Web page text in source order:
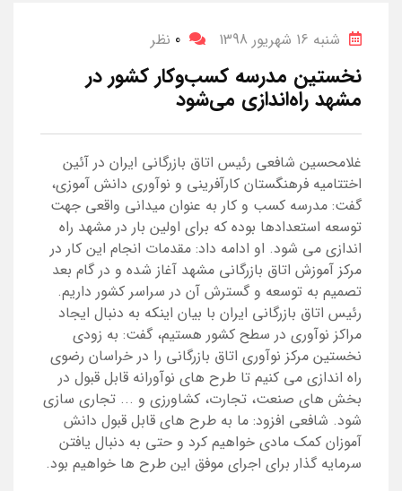
شنبه 16 شهریور 1398 0 نظر
نخستین مدرسه کسب‌و‌کار کشور در
مشهد راه‌اندازی می‌شود
غلامحسین شافعی رئیس اتاق بازرگانی ایران در آئین
اختتامیه فرهنگستان کارآفرینی و نوآوری دانش آموزی،
گفت: مدرسه کسب و کار به عنوان میدانی واقعی جهت
توسعه استعدادها بوده که برای اولین بار در مشهد راه
اندازی می شود. او ادامه داد: مقدمات انجام این کار در
مرکز آموزش اتاق بازرگانی مشهد آغاز شده و در گام بعد
تصمیم به توسعه و گسترش آن در سراسر کشور داریم.
رئیس اتاق بازرگانی ایران با بیان اینکه به دنبال ایجاد
مراکز نوآوری در سطح کشور هستیم، گفت: به زودی
نخستین مرکز نوآوری اتاق بازرگانی را در خراسان رضوی
راه اندازی می کنیم تا طرح های نوآورانه قابل قبول در
بخش های صنعت، تجارت، کشاورزی و ... تجاری سازی
شود. شافعی افزود: ما به طرح های قابل قبول دانش
آموزان کمک مادی خواهیم کرد و حتی به دنبال یافتن
سرمایه گذار برای اجرای موفق این طرح ها خواهیم بود.